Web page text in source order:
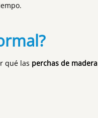
qué las perchas de madera